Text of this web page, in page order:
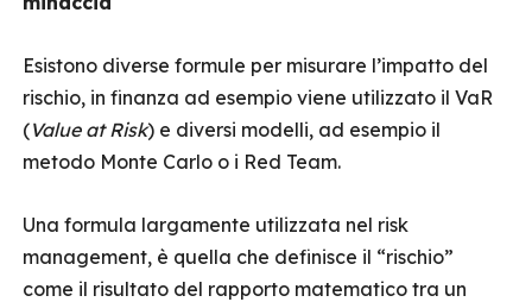
Esistono diverse formule per misurare l’impatto del
rischio, in finanza ad esempio viene utilizzato il VaR
(Value at Risk) e diversi modelli, ad esempio il
metodo Monte Carlo o i Red Team.
Una formula largamente utilizzata nel risk
management, è quella che definisce il “rischio”
come il risultato del rapporto matematico tra un